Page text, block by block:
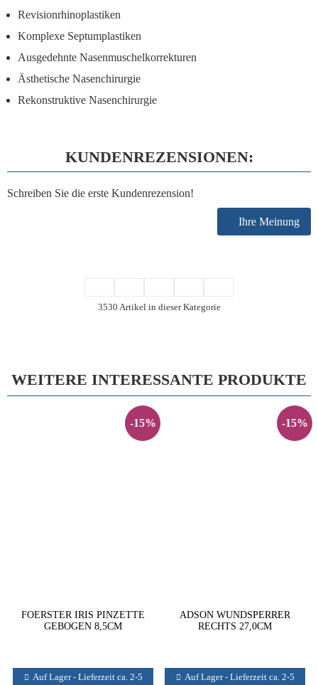
Revisionrhinoplastiken
Komplexe Septumplastiken
Ausgedehnte Nasenmuschelkorrekturen
Ästhetische Nasenchirurgie
Rekonstruktive Nasenchirurgie
KUNDENREZENSIONEN:
Schreiben Sie die erste Kundenrezension!
Ihre Meinung
3530 Artikel in dieser Kategorie
WEITERE INTERESSANTE PRODUKTE
-15%
FOERSTER IRIS PINZETTE
GEBOGEN 8,5CM
Auf Lager - Lieferzeit ca. 2-5
-15%
ADSON WUNDSPERRER
RECHTS 27,0CM
Auf Lager - Lieferzeit ca. 2-5